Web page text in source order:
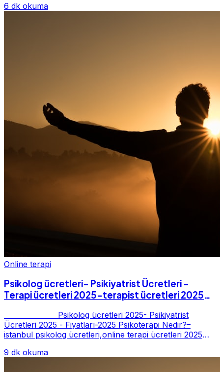
6 dk okuma
Online terapi
Psikolog ücretleri- Psikiyatrist Ücretleri -
Terapi ücretleri 2025-terapist ücretleri 2025-
Psikolog ücretleri 2025- Psikiyatrist
Ücretleri 2025 - Fiyatları-2025 Psikoterapi Nedir?–
istanbul psikolog ücretleri,online terapi ücretleri 2025
9 dk okuma